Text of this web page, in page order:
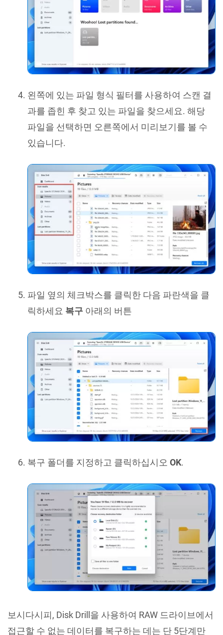
왼쪽에 있는 파일 형식 필터를 사용하여 스캔 결
과를 좁힌 후 찾고 있는 파일을 찾으세요. 해당
파일을 선택하면 오른쪽에서 미리보기를 볼 수
있습니다.
파일 옆의 체크박스를 클릭한 다음 파란색을 클
릭하세요 복구 아래의 버튼
복구 폴더를 지정하고 클릭하십시오 OK.
보시다시피, Disk Drill을 사용하여 RAW 드라이브에서
접근할 수 없는 데이터를 복구하는 데는 단 5단계만